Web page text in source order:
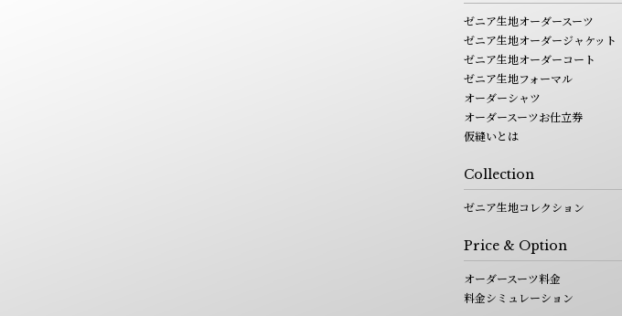
ゼニア生地オーダースーツ
ゼニア生地オーダージャケット
ゼニア生地オーダーコート
ゼニア生地フォーマル
オーダーシャツ
オーダースーツお仕立券
仮縫いとは
Collection
ゼニア生地コレクション
Price & Option
オーダースーツ料金
料金シミュレーション